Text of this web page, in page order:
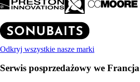
Odkryj wszystkie nasze marki
Serwis posprzedażowy we Francja